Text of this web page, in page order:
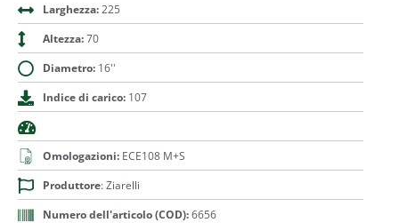
Larghezza:225
Altezza:70
Diametro:16''
Indice di carico:107
Omologazioni:ECE108 M+S
Produttore: Ziarelli
Numero dell'articolo (COD):6656